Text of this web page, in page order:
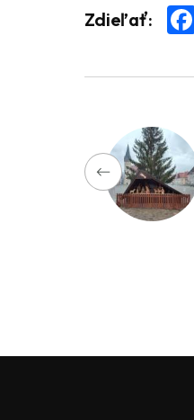
Zdieľať: